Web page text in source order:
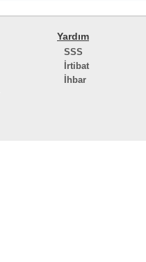
Yardım
SSS
İrtibat
İhbar